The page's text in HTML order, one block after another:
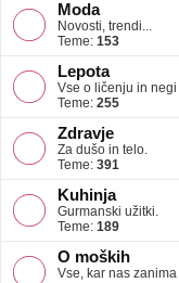
Moda
Novosti, trendi...
Teme: 153
Lepota
Vse o ličenju in negi
Teme: 255
Zdravje
Za dušo in telo.
Teme: 391
Kuhinja
Gurmanski užitki.
Teme: 189
O moških
Vse, kar nas